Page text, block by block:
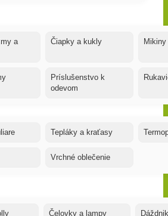
a
Čiapky a kukly Mikiny
Príslušenstvo k
odevom
Tepláky a kraťasy
Vrchné oblečenie
Čelovky a lampy